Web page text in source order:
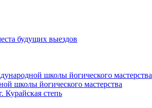
будущих выездов
школы йогического мастерства
школы йогического мастерства
Курайская степь